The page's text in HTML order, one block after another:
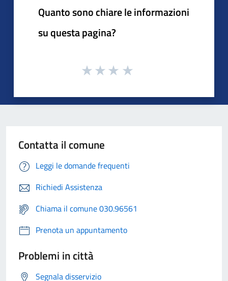
Quanto sono chiare le informazioni
su questa pagina?
Contatta il comune
Leggi le domande frequenti
Richiedi Assistenza
Chiama il comune 030.96561
Prenota un appuntamento
Problemi in città
Segnala disservizio